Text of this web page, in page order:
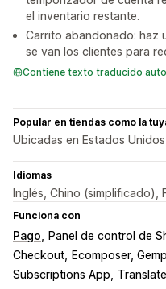
el inventario restante.
Carrito abandonado: haz
se van los clientes para
Contiene texto traducido
Popular en tiendas como la
Ubicadas en Estados Unidos
Idiomas
Inglés, Chino (simplificado),
Funciona con
Pago Panel de control de
Checkout
Ecomposer,
Subscriptions App